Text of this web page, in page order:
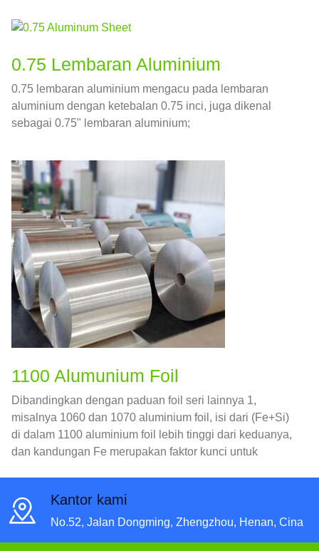
0.75 Lembaran Aluminium
0.75 lembaran aluminium mengacu pada lembaran
aluminium dengan ketebalan 0.75 inci, juga dikenal
sebagai 0.75" lembaran aluminium;
1100 Alumunium Foil
Dibandingkan dengan paduan foil seri lainnya 1,
misalnya 1060 dan 1070 aluminium foil, isi dari (Fe+Si)
di dalam 1100 aluminium foil lebih tinggi dari keduanya,
dan kandungan Fe merupakan faktor kunci untuk
Kantor kami
No.52, Jalan Dongming, Zhengzhou, Henan, Cina